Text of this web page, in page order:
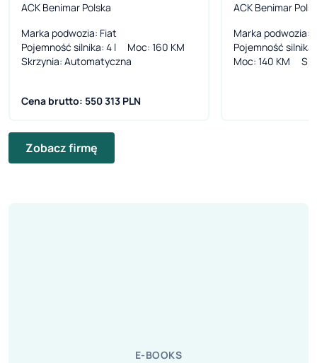
ACK Benimar Polska
Marka podwozia: Fiat
Pojemność silnika: 4 l Moc: 160 KM
Skrzynia: Automatyczna
Cena brutto: 550 313 PLN
ACK Benimar
Marka podwozia:
Pojemność silnika
Moc: 140 KM
Zobacz firmę
E-BOOKS